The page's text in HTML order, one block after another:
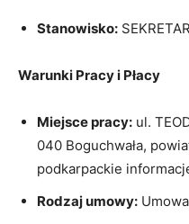
Stanowisko:
Warunki Pracy i Płacy
Miejsce pracy: ul.
040 Boguchwała,
podkarpackie
Rodzaj umowy: